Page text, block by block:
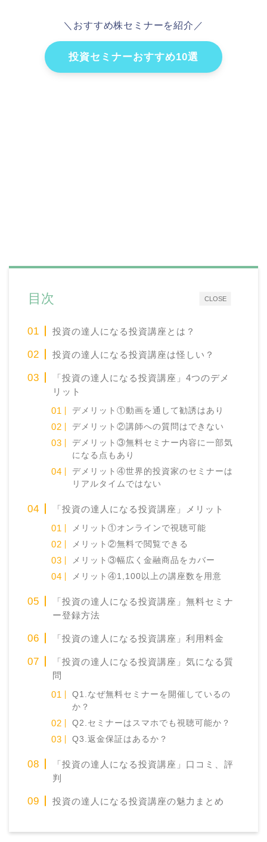
＼おすすめ株セミナーを紹介／
投資セミナーおすすめ10選
CLOSE
目次
投資の達人になる投資講座とは？
投資の達人になる投資講座は怪しい？
「投資の達人になる投資講座」4つのデメ
リット
デメリット①動画を通して勧誘はあり
デメリット②講師への質問はできない
デメリット③無料セミナー内容に一部気
になる点もあり
デメリット④世界的投資家のセミナーは
リアルタイムではない
「投資の達人になる投資講座」メリット
メリット①オンラインで視聴可能
メリット②無料で閲覧できる
メリット③幅広く金融商品をカバー
メリット④1,100以上の講座数を用意
「投資の達人になる投資講座」無料セミナ
ー登録方法
「投資の達人になる投資講座」利用料金
「投資の達人になる投資講座」気になる質
問
Q1.なぜ無料セミナーを開催しているの
か？
Q2.セミナーはスマホでも視聴可能か？
Q3.返金保証はあるか？
「投資の達人になる投資講座」口コミ、評
判
投資の達人になる投資講座の魅力まとめ